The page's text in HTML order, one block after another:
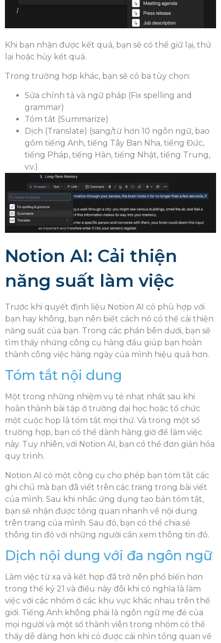
Khi bạn nhận được kết quả, bạn sẽ có thể giữ lại, thử
lại hoặc hủy kết quả.
Trong trường hợp khác, bạn sẽ có ba tùy chọn:
Sửa chính tả và ngữ pháp (Fix spelling and
grammar)
Tóm tắt (Summarize)
Dịch (Translate) (sang/từ hơn 10 ngôn ngữ, bao
gồm tiếng Anh, tiếng Tây Ban Nha, tiếng Đức,
tiếng Pháp, tiếng Hàn, tiếng Nhật, tiếng Trung,
v.v.)
Notion AI: Cải thiện
năng suất làm việc
Trước khi quyết định liệu Notion AI có phù hợp với
bạn hay không, bạn nên biết cách nó có thể cải thiện
năng suất của bạn. Trong các phần bên dưới, bạn sẽ
tìm thấy những công cụ hàng đầu giúp bạn hoàn
thành công việc hàng ngày của mình hiệu quả hơn.
Tóm tắt nội dung
Một trong những nhiệm vụ tẻ nhạt nhất sau khi
hoàn thành bài tập ở trường đại học hoặc tổ chức
một cuộc họp là tóm tắt mọi thứ. Và trong một số
trường hợp, bạn có thể dành hàng giờ để làm việc
này. Tuy nhiên, với Notion AI, bạn có thể đơn giản hóa
quy trình.
Notion AI có một công cụ cho phép bạn tóm tắt các
ghi chú mà bạn đã viết trên các trang trong bài viết
của mình. Sau khi nhắc ứng dụng tạo bản tóm tắt,
bạn sẽ nhận được tổng quan nhanh về nội dung
trên trang của mình. Sau đó, bạn có thể chia sẻ
thông tin đó với những người cần xem thông tin đó.
Dịch nội dung với đa ngôn ngữ
Làm việc từ xa và kết hợp đã trở nên phổ biến hơn
trong thế kỷ 21 và điều này đôi khi có nghĩa là làm
việc với các nhóm ở các khu vực khác nhau trên thế
giới. Tiếng Anh không phải là ngôn ngữ mẹ đẻ của
mọi người và một số thành viên trong nhóm có thể
thấy dễ dàng hơn khi có được cái nhìn tổng quan về